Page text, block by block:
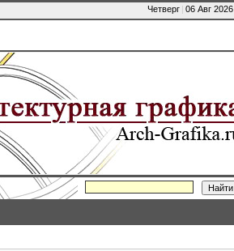
Четверг | 06 Авг 2026